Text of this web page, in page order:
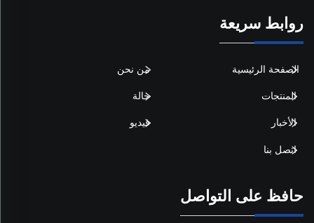
روابط سريعة
الصفحة الرئيسية من نحن
المنتجات حالة
الأخبار فيديو
اتصل بنا
حافظ على التواصل